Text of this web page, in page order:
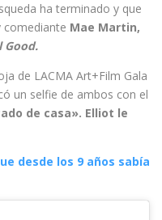
ha terminado y que
comediante Mae Martin,
Good.
de LACMA Art+Film Gala
un selfie de ambos con el
de casa». Elliot le
desde los 9 años sabía